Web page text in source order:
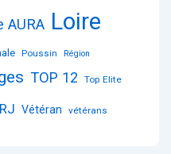
AURA Loire
Poussin Région
TOP 12 Top Elite
Vétéran vétérans